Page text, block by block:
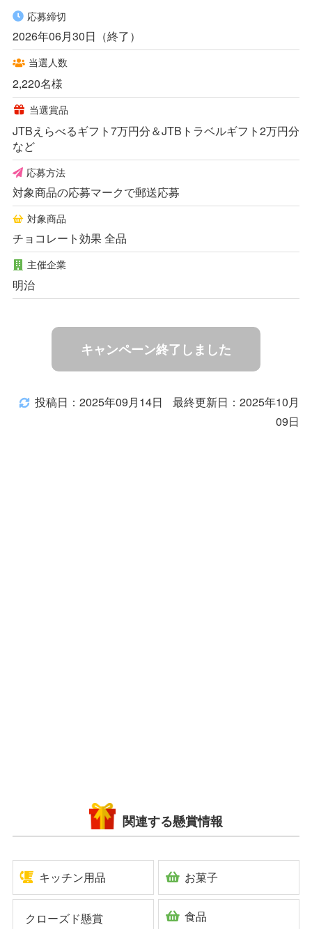
応募締切
2026年06月30日（終了）
当選人数
2,220名様
当選賞品
JTBえらべるギフト7万円分＆JTBトラベルギフト2万円分
など
応募方法
対象商品の応募マークで郵送応募
対象商品
チョコレート効果 全品
主催企業
明治
キャンペーン終了しました
投稿日：2025年09月14日
最終更新日：2025年10月
09日
関連する懸賞情報
キッチン用品 お菓子
クローズド懸賞 食品